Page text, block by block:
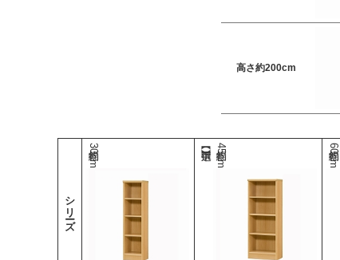
高さ約200cm
シリーズ
幅約30cm 幅約45cm 幅約60cm